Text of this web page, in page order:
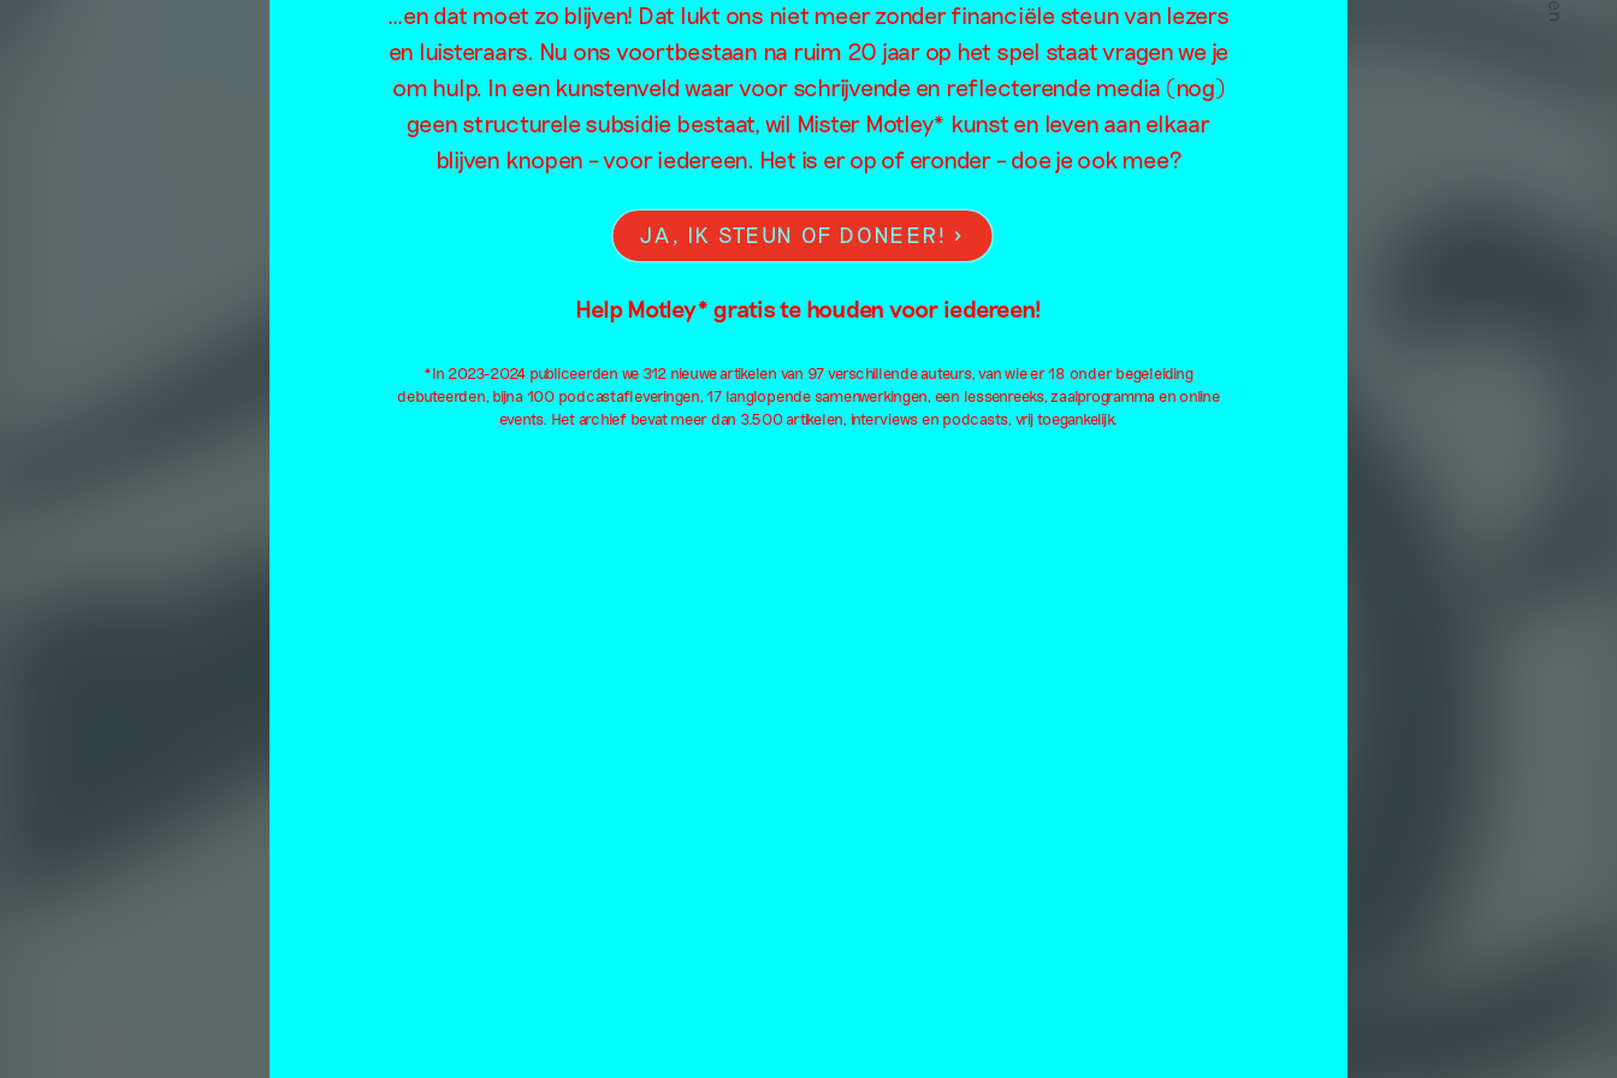
…en dat moet zo blijven! Dat lukt ons niet meer zonder financiële steun van lezers
en luisteraars. Nu ons voortbestaan na ruim 20 jaar op het spel staat vragen we je
om hulp. In een kunstenveld waar voor schrijvende en reflecterende media (nog)
geen structurele subsidie bestaat, wil Mister Motley* kunst en leven aan elkaar
blijven knopen – voor iedereen. Het is er op of eronder – doe je ook mee?
JA, IK STEUN OF DONEER!
Help Motley* gratis te houden voor iedereen!
*In 2023-2024 publiceerden we 312 nieuwe artikelen van 97 verschillende auteurs, van wie er 18 onder begeleiding
debuteerden, bijna 100 podcastafleveringen, 17 langlopende samenwerkingen, een lessenreeks, zaalprogramma en online
events. Het archief bevat meer dan 3.500 artikelen, interviews en podcasts, vrij toegankelijk.
Warped Time in
de Vleeshal